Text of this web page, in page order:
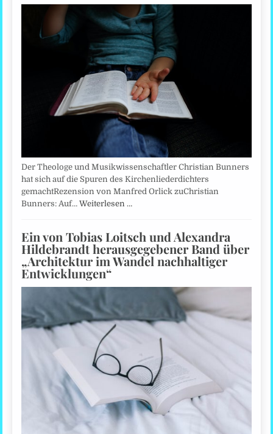
Der Theologe und Musikwissenschaftler Christian Bunners
hat sich auf die Spuren des Kirchenliederdichters
gemachtRezension von Manfred Orlick zuChristian
Bunners: Auf…Weiterlesen …
Ein von Tobias Loitsch und Alexandra
Hildebrandt herausgegebener Band über
„Architektur im Wandel nachhaltiger
Entwicklungen“